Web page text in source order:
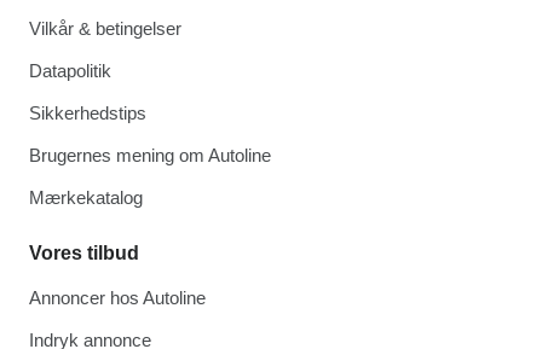
Vilkår & betingelser
Datapolitik
Sikkerhedstips
Brugernes mening om Autoline
Mærkekatalog
Vores tilbud
Annoncer hos Autoline
Indryk annonce